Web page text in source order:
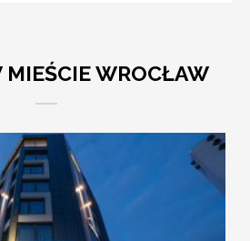
WROCŁAW